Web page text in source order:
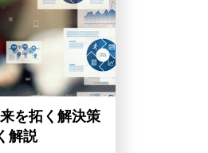
を拓く解決策
解説